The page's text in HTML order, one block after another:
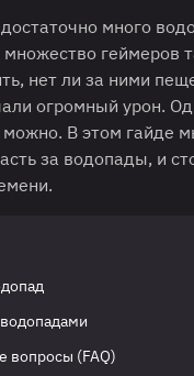
достаточно много
множество геймеров
нет ли за ними
огромный урон.
можно. В этом гайде
за водопады, и
вопросы (FAQ)